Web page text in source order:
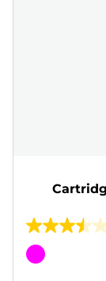
3.5
em
Cartucho